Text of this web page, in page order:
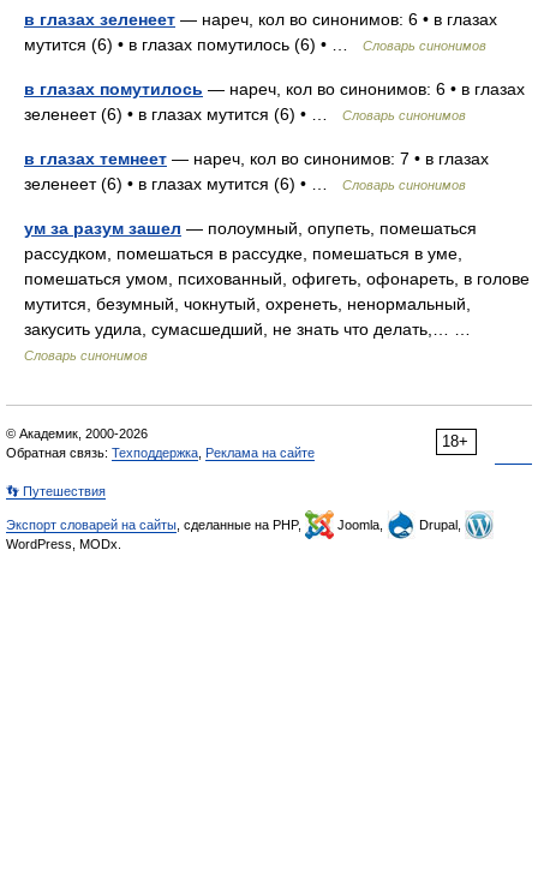
в глазах зеленеет — нареч, кол во синонимов: 6 • в глазах
мутится (6) • в глазах помутилось (6) • …
Словарь синонимов
в глазах помутилось — нареч, кол во синонимов: 6 • в глазах
зеленеет (6) • в глазах мутится (6) • …
Словарь синонимов
в глазах темнеет — нареч, кол во синонимов: 7 • в глазах
зеленеет (6) • в глазах мутится (6) • …
Словарь синонимов
ум за разум зашел — полоумный, опупеть, помешаться
рассудком, помешаться в рассудке, помешаться в уме,
помешаться умом, психованный, офигеть, офонареть, в голове
мутится, безумный, чокнутый, охренеть, ненормальный,
закусить удила, сумасшедший, не знать что делать,… …
Словарь синонимов
18+
© Академик, 2000-2026
Обратная связь: Техподдержка Реклама на сайте
👣 Путешествия
Экспорт словарей на сайты , сделанные на PHP, Joomla,
Drupal,
WordPress, MODx.